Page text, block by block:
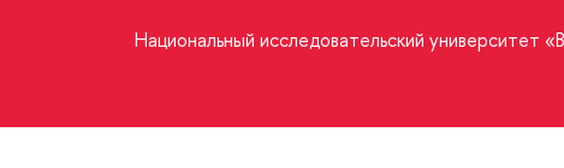
Национальный исследовательский университет